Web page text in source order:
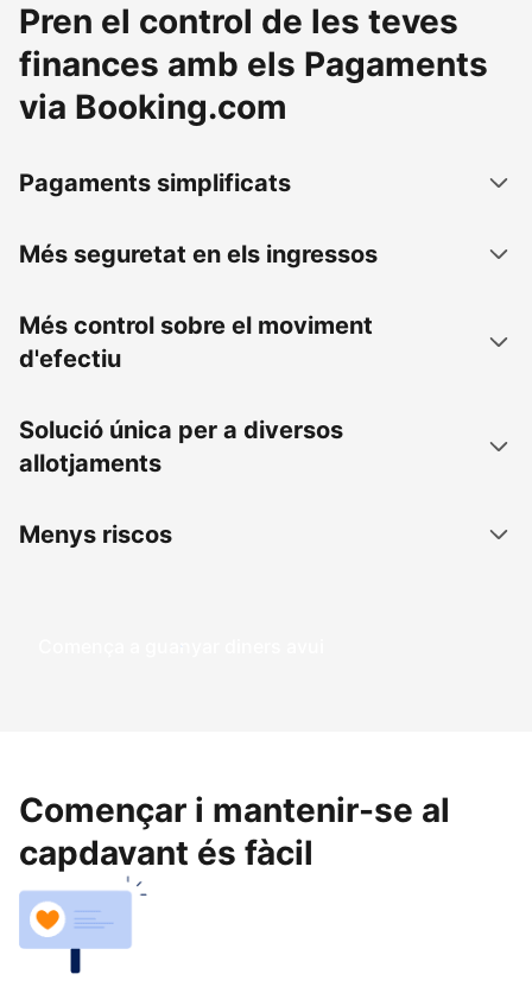
Pren el control de les teves
finances amb els Pagaments
via Booking.com
Pagaments simplificats
Més seguretat en els ingressos
Més control sobre el moviment
d'efectiu
Solució única per a diversos
allotjaments
Menys riscos
Comença a guanyar diners avui
Començar i mantenir-se al
capdavant és fàcil